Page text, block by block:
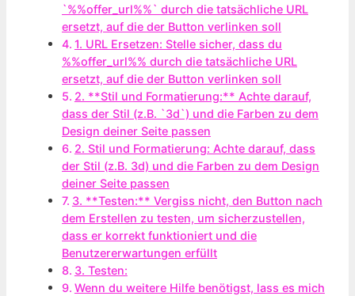
`%%offer_url%%` durch die tatsächliche URL
ersetzt, auf die der Button verlinken soll
1. URL Ersetzen: Stelle sicher, dass du
%%offer_url%% durch die tatsächliche URL
ersetzt, auf die der Button verlinken soll
2. **Stil und Formatierung:** Achte darauf,
dass der Stil (z.B. `3d`) und die Farben zu dem
Design deiner Seite passen
2. Stil und Formatierung: Achte darauf, dass
der Stil (z.B. 3d) und die Farben zu dem Design
deiner Seite passen
3. **Testen:** Vergiss nicht, den Button nach
dem Erstellen zu testen, um sicherzustellen,
dass er korrekt funktioniert und die
Benutzererwartungen erfüllt
3. Testen:
Wenn du weitere Hilfe benötigst, lass es mich